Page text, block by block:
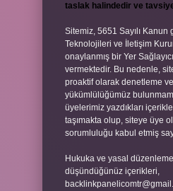
taslak halindedir ve
Sitemiz, 5651 Sayılı Kanun
Teknolojileri ve İletişim
onaylanmış bir Yer
vermektedir. Bu nedenle,
proaktif olarak denetleme
yükümlülüğümüz
üyelerimiz yazdıkları
taşımakta olup, siteye üye
sorumluluğu kabul etmiş
Hukuka ve yasal
düşündüğünüz içerikleri,